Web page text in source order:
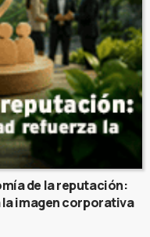
de la reputación:
imagen corporativa